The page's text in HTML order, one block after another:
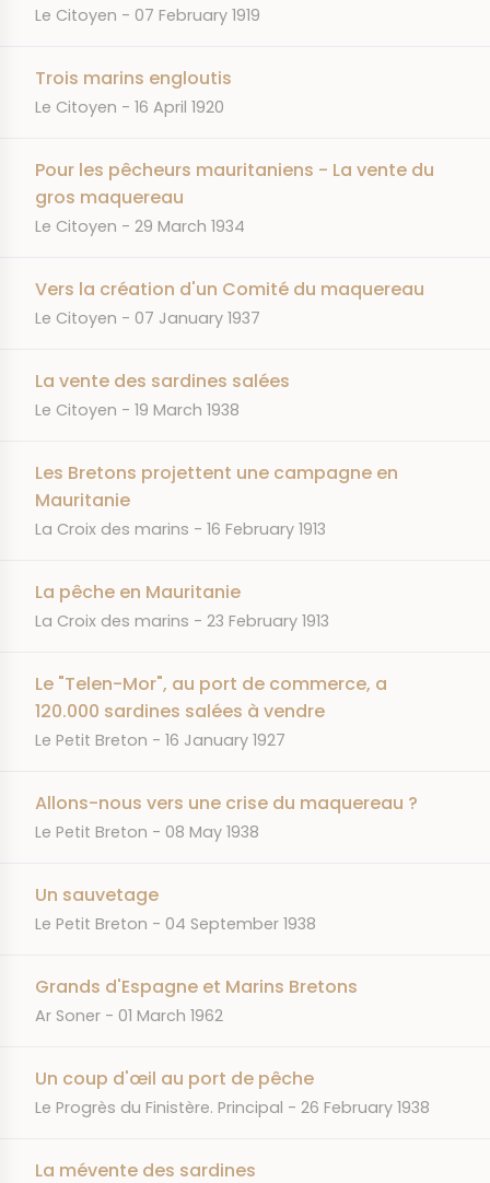
JOURNAL
Le Citoyen DATE
07 February 1919
Trois marins engloutis
JOURNAL
Le Citoyen DATE
16 April 1920
Pour les pêcheurs mauritaniens - La vente du
gros maquereau
JOURNAL
Le Citoyen DATE
29 March 1934
Vers la création d'un Comité du maquereau
JOURNAL
Le Citoyen DATE
07 January 1937
La vente des sardines salées
JOURNAL
Le Citoyen DATE
19 March 1938
Les Bretons projettent une campagne en
Mauritanie
JOURNAL
La Croix des marins DATE
16 February 1913
La pêche en Mauritanie
JOURNAL
La Croix des marins DATE
23 February 1913
Le "Telen-Mor", au port de commerce, a
120.000 sardines salées à vendre
JOURNAL
Le Petit Breton DATE
16 January 1927
Allons-nous vers une crise du maquereau ?
JOURNAL
Le Petit Breton DATE
08 May 1938
Un sauvetage
JOURNAL
Le Petit Breton DATE
04 September 1938
Grands d'Espagne et Marins Bretons
JOURNAL
Ar Soner DATE
01 March 1962
Un coup d'œil au port de pêche
JOURNAL
Le Progrès du Finistère. Principal DATE
26 February 1938
La mévente des sardines